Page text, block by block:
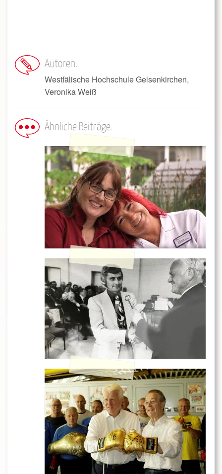
Autoren
Westfälische Hochschule Gelsenkirchen,
Veronika Weiß
Ähnliche Beiträge